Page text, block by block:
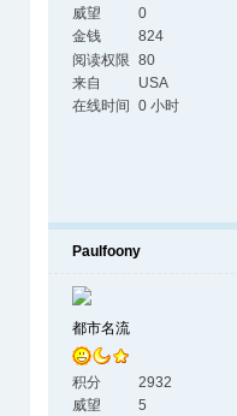
威望
0
金钱
824
阅读权限 80
来自
USA
在线时间
0 小时
Paulfoony
都市名流
积分
2932
威望
5